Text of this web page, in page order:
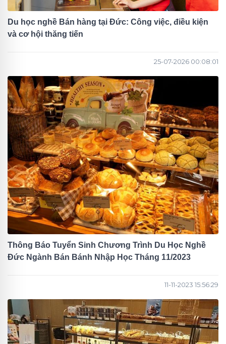
Du học nghề Bán hàng tại Đức: Công việc, điều kiện
và cơ hội thăng tiến
25-07-2026 00:08:01
Thông Báo Tuyển Sinh Chương Trình Du Học Nghề
Đức Ngành Bán Bánh Nhập Học Tháng 11/2023
11-11-2023 15:56:29